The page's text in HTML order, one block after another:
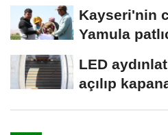
Kayseri'nin
Yamula
LED
açılıp